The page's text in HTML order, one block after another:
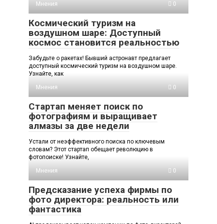
Мнения
0
Космический туризм на
воздушном шаре: Доступный
космос становится реальностью
Забудьте о ракетах! Бывший астронавт предлагает
доступный космический туризм на воздушном шаре.
Узнайте, как
Мнения
0
Стартап меняет поиск по
фотографиям и выращивает
алмазы за две недели
Устали от неэффективного поиска по ключевым
словам? Этот стартап обещает революцию в
фотопоиске! Узнайте,
Мнения
0
Предсказание успеха фирмы по
фото директора: реальность или
фантастика